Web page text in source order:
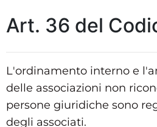
Art. 36 del
L'ordinamento interno e
delle associazioni non
persone giuridiche sono
degli associati.